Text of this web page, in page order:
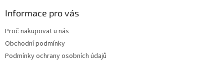
Informace pro vás
Proč nakupovat u nás
Obchodní podmínky
Podmínky ochrany osobních údajů